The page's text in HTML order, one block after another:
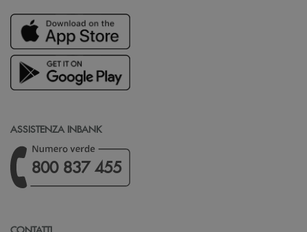
ASSISTENZA INBANK
800 837 455
CONTATTI